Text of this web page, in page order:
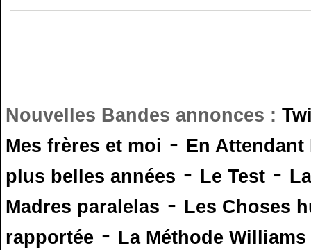
Nouvelles Bandes annonces :
Mes frères et moi - En
plus belles années - Le Test -
Madres paralelas - Les Choses
rapportée - La Méthode Williams